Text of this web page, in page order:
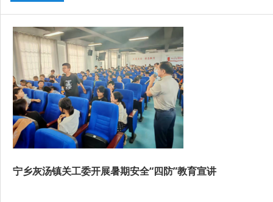
宁乡灰汤镇关工委开展暑期安全“四防”教育宣讲